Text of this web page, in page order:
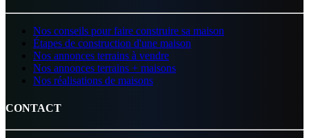
Nos conseils pour faire construire sa maison
Étapes de construction d'une maison
Nos annonces terrains à vendre
Nos annonces terrains + maisons
Nos réalisations de maisons
CONTACT